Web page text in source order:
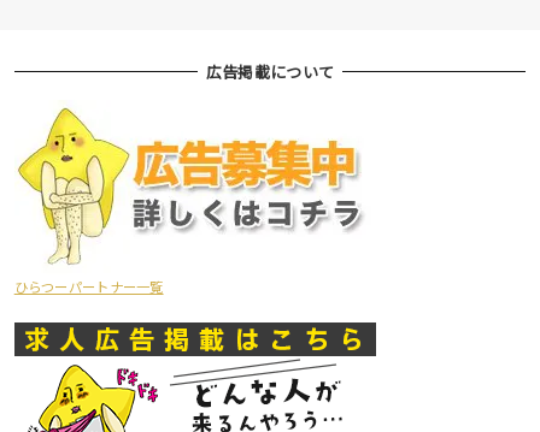
広告掲載について
ひらつーパートナー一覧